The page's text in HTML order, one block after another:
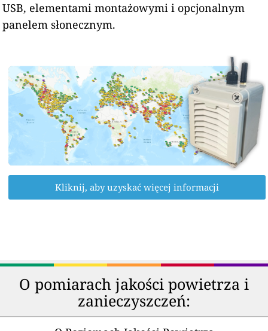
USB, elementami montażowymi i opcjonalnym
panelem słonecznym.
Kliknij, aby uzyskać więcej informacji
O pomiarach jakości powietrza i
zanieczyszczeń: